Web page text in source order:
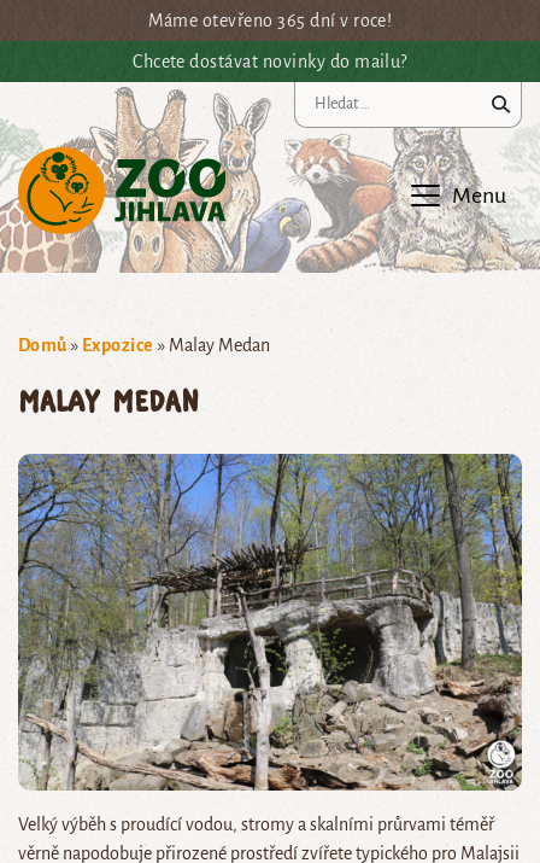
Přejít na hlavní obsahMáme otevřeno 365 dní v roce!
Chcete dostávat novinky do mailu?
Menu
Domů » Expozice » Malay Medan
Malay Medan
Velký výběh s proudící vodou, stromy a skalními průrvami téměř
věrně napodobuje přirozené prostředí zvířete typického pro Malajsii